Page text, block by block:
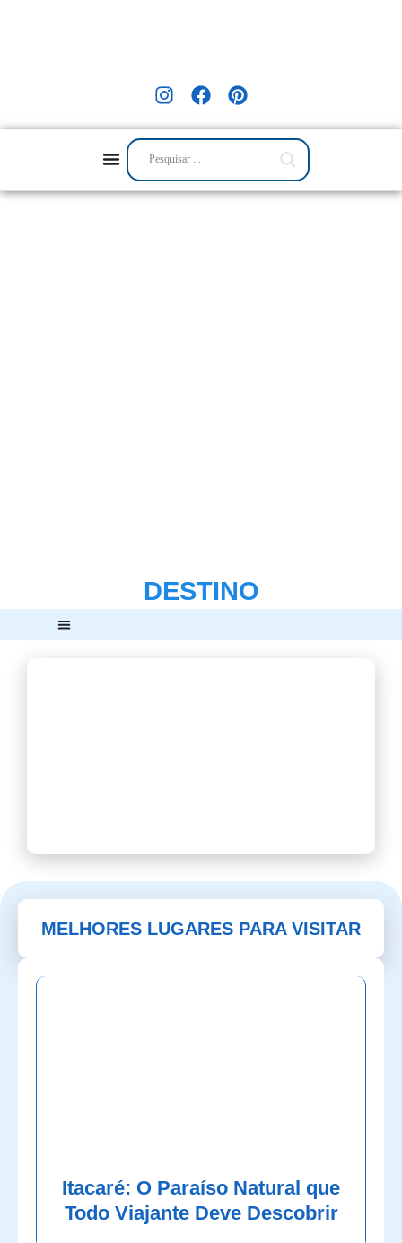
DESTINO
MELHORES LUGARES PARA VISITAR
Itacaré: O Paraíso Natural que
Todo Viajante Deve Descobrir